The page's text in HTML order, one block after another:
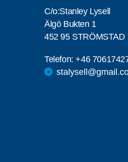
C/o:Stanley Lysell
Älgö Bukten 1
452 95 STRÖMSTAD
Telefon:+46